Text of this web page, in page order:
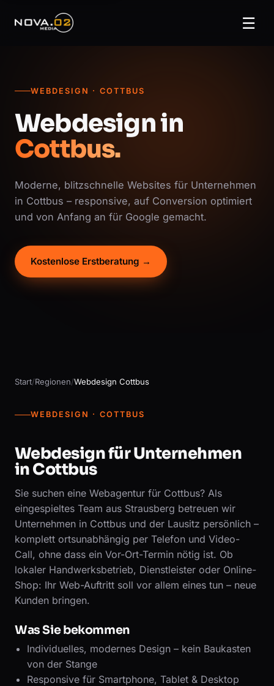
☰
WEBDESIGN · COTTBUS
Webdesign in
Cottbus.
Moderne, blitzschnelle Websites für Unternehmen
in Cottbus – responsive, auf Conversion optimiert
und von Anfang an für Google gemacht.
Kostenlose Erstberatung →
Start/Regionen/Webdesign Cottbus
WEBDESIGN · COTTBUS
Webdesign für Unternehmen
in Cottbus
Sie suchen eine Webagentur für Cottbus? Als
eingespieltes Team aus Strausberg betreuen wir
Unternehmen in Cottbus und der Lausitz persönlich –
komplett ortsunabhängig per Telefon und Video-
Call, ohne dass ein Vor-Ort-Termin nötig ist. Ob
lokaler Handwerksbetrieb, Dienstleister oder Online-
Shop: Ihr Web-Auftritt soll vor allem eines tun – neue
Kunden bringen.
Was Sie bekommen
Individuelles, modernes Design – kein Baukasten
von der Stange
Responsive für Smartphone, Tablet & Desktop